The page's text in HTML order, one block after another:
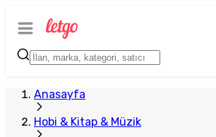
Anasayfa
Hobi & Kitap & Müzik